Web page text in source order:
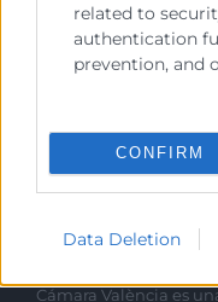
related to
authentication
prevention, and
CONFIRM
Data Deletion
Cámara València es